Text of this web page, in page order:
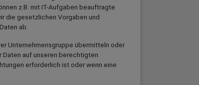
z.B. mit IT-Aufgaben beauftragte
die gesetzlichen Vorgaben und
ab.
Unternehmensgruppe übermitteln oder
auf unseren berechtigten
erforderlich ist oder wenn eine